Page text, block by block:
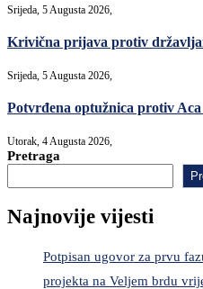
Srijeda, 5 Augusta 2026,
Krivična prijava protiv
Srijeda, 5 Augusta 2026,
Potvrđena optužnica protiv
Utorak, 4 Augusta 2026,
Pretraga
Najnovije vijesti
Potpisan ugovor za prvu
projekta na Veljem brdu